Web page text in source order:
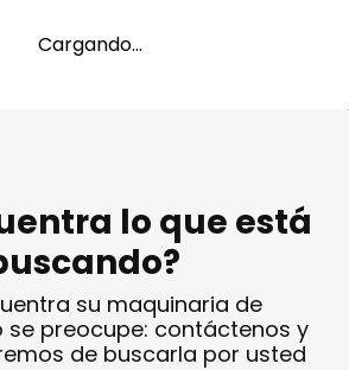
101,41 €Cargando…
lo que está
su maquinaria de
se preocupe: contáctenos y
de buscarla por usted